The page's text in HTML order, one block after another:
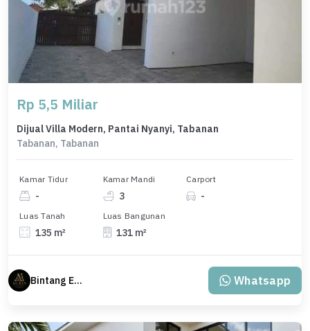
Rp 5,5 Miliar
Dijual Villa Modern, Pantai Nyanyi, Tabanan
Tabanan, Tabanan
Kamar Tidur
-
Kamar Mandi
3
Carport
-
Luas Tanah
135 m²
Luas Bangunan
131 m²
Bintang Erlangga Whatsapp